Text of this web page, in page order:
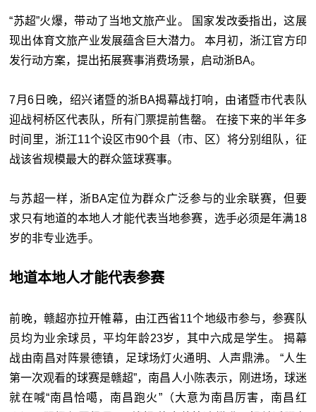
“苏超”火爆，带动了当地文旅产业。 国家发改委指出，这展
现出体育文旅产业发展蕴含巨大潜力。 本月初，浙江官方印
发行动方案，提出拓展赛事消费场景，启动浙BA。
7月6日晚，绍兴诸暨的浙BA揭幕战打响，由诸暨市代表队
迎战柯桥区代表队，所有门票提前售罄。 在接下来的半年多
时间里，浙江11个设区市90个县（市、区）将分别组队，征
战该省规模最大的群众篮球赛事。
与苏超一样，浙BA定位为群众广泛参与的业余联赛，但要
求只有地道的本地人才能代表当地参赛，选手必须是年满18
岁的非专业选手。
地道本地人才能代表参赛
前晚，赣超亦拉开帷幕，由江西省11个地级市参与，参赛队
员均为业余球员，平均年龄23岁，其中六成是学生。 揭幕
战由南昌对阵景德镇，足球场灯火通明、人声鼎沸。 “人生
第一次观看的球赛是赣超”，南昌人小陈表示，刚进场，球迷
就在喊“南昌恰噶，南昌跑火”（大意为南昌厉害，南昌红